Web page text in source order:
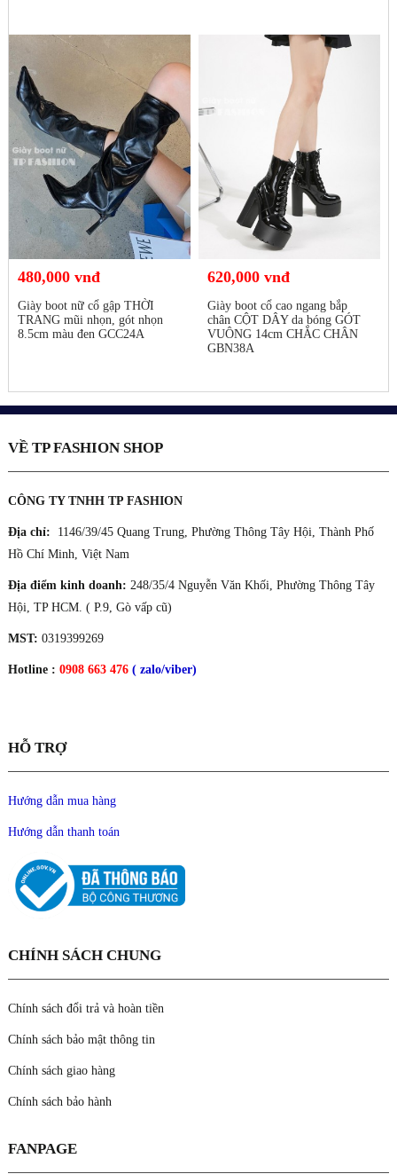
480,000 vnđ
Giày boot nữ cổ gập THỜI
TRANG mũi nhọn, gót nhọn
8.5cm màu đen GCC24A
620,000 vnđ
Giày boot cổ cao ngang bắp
chân CỘT DÂY da bóng GÓT
VUÔNG 14cm CHẮC CHÂN
GBN38A
VỀ TP FASHION SHOP
CÔNG TY TNHH TP FASHION
Địa chỉ: 1146/39/45 Quang Trung, Phường Thông Tây Hội, Thành Phố
Hồ Chí Minh, Việt Nam
Địa điểm kinh doanh: 248/35/4 Nguyễn Văn Khối, Phường Thông Tây
Hội, TP HCM. ( P.9, Gò vấp cũ)
MST: 0319399269
Hotline : 0908 663 476 ( zalo/viber)
HỖ TRỢ
Hướng dẫn mua hàng
Hướng dẫn thanh toán
CHÍNH SÁCH CHUNG
Chính sách đổi trả và hoàn tiền
Chính sách bảo mật thông tin
Chính sách giao hàng
Chính sách bảo hành
FANPAGE